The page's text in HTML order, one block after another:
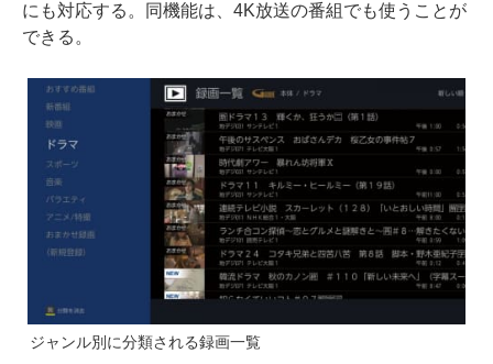
にも対応する。同機能は、4K放送の番組でも使うことが
できる。
ジャンル別に分類される録画一覧